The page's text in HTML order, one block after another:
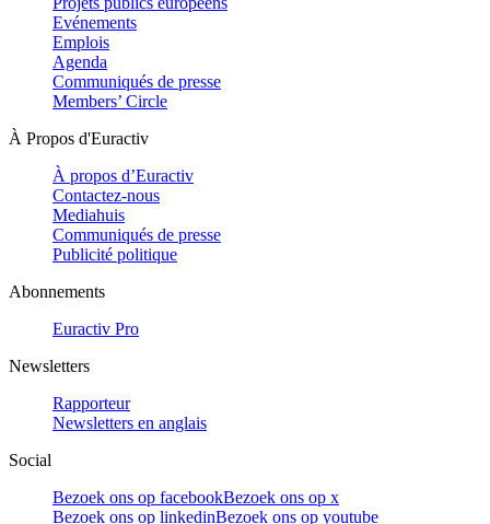
Evénements
Emplois
Agenda
Communiqués de presse
Members’ Circle
À Propos d'Euractiv
À propos d’Euractiv
Contactez-nous
Mediahuis
Communiqués de presse
Publicité politique
Abonnements
Euractiv Pro
Newsletters
Rapporteur
Newsletters en anglais
Social
Bezoek ons op facebookBezoek ons op x
Bezoek ons op linkedinBezoek ons op youtube